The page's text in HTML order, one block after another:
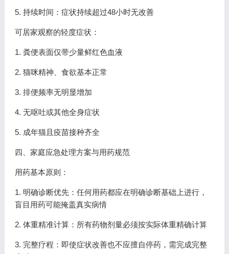
5. 持续时间：症状持续超过48小时无改善
可居家观察的轻度症状：
1. 粪便表面仅带少量鲜红色血液
2. 猫咪精神、食欲基本正常
3. 排便频率无明显增加
4. 无呕吐或其他全身症状
5. 成年猫且疫苗接种齐全
四、家庭应急处理方案与用药规范
用药基本原则：
1. 明确诊断优先：任何用药都应在明确诊断基础上进行，
盲目用药可能掩盖真实病情
2. 体重精准计算：所有药物剂量必须按实际体重精确计算
3. 完整疗程：即使症状改善也不应擅自停药，需完成完整